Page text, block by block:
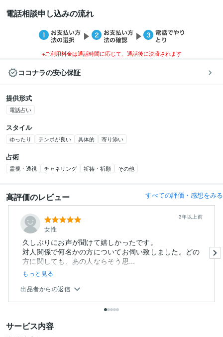
電話相談申し込みの流れ
※ご利用料金は通話時間に応じて、通話後に決済されます
ココナラの安心保証
提供形式
電話占い
スタイル
ゆったり テンポが良い 具体的 寄り添い
占術
霊視・透視 チャネリング 祈祷・祈願 その他
高評価のレビュー すべての評価・感想をみる
女性
3年以上前
久しぶりにお声が聞けて嬉しかったです。
対人関係で何名かの方についてお伺い致しました。どの
方に関しても、あの人ならそう思...
もっと見る
出品者からの返信
サービス内容